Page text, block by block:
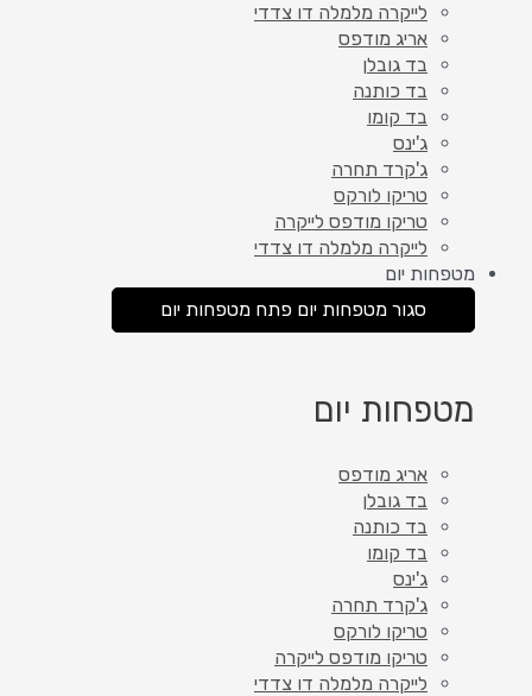
לייקרה מלמלה דו צדדי
אריג מודפס
בד גובלן
בד כותנה
בד קומו
ג'ינס
ג'קרד תחרה
טריקו לורקס
טריקו מודפס לייקרה
לייקרה מלמלה דו צדדי
מטפחות יום
סגור מטפחות יום פתח מטפחות יום
מטפחות יום
אריג מודפס
בד גובלן
בד כותנה
בד קומו
ג'ינס
ג'קרד תחרה
טריקו לורקס
טריקו מודפס לייקרה
לייקרה מלמלה דו צדדי